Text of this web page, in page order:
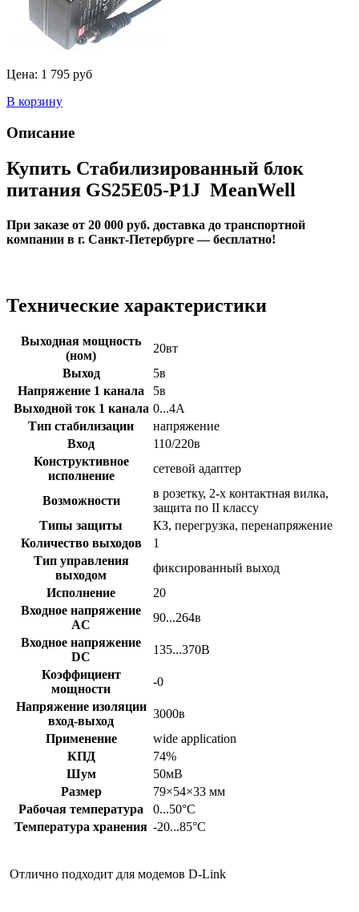
Цена: 1 795 руб
В корзину
Описание
Купить Стабилизированный блок
питания GS25E05-P1J MeanWell
При заказе от 20 000 руб. доставка до транспортной
компании в г. Санкт-Петербурге — бесплатно!
Технические характеристики
Выходная мощность
(ном)
20вт
Выход
5в
Напряжение 1 канала
5в
Выходной ток 1 канала 0...4А
Тип стабилизации
напряжение
Вход
110/220в
Конструктивное
исполнение
сетевой адаптер
Возможности
в розетку, 2-х контактная вилка,
защита по II классу
Типы защиты
КЗ, перегрузка, перенапряжение
Количество выходов
1
Тип управления
выходом
фиксированный выход
Исполнение
20
Входное напряжение
AC
90...264в
Входное напряжение
DC
135...370В
Коэффициент
мощности
-0
Напряжение изоляции
вход-выход
3000в
Применение
wide application
КПД
74%
Шум
50мВ
Размер
79×54×33 мм
Рабочая температура
0...50°С
Температура хранения -20...85°С
Отлично подходит для модемов D-Link